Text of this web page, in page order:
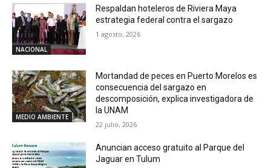
NACIONAL
Respaldan hoteleros de Riviera Maya
estrategia federal contra el sargazo
1 agosto, 2026
MEDIO AMBIENTE
Mortandad de peces en Puerto Morelos es
consecuencia del sargazo en
descomposición, explica investigadora de
la UNAM
22 julio, 2026
Anuncian acceso gratuito al Parque del
Jaguar en Tulum